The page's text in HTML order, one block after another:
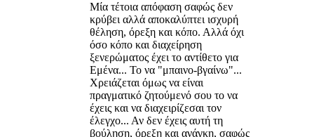
Μία τέτοια απόφαση σαφώς δεν
κρύβει αλλά αποκαλύπτει ισχυρή
θέληση, όρεξη και κόπο. Αλλά όχι
όσο κόπο και διαχείρηση
ξενερώματος έχει το αντίθετο για
Εμένα... Το να "μπαινο-βγαίνω"...
Χρειάζεται όμως να είναι
πραγματικό ζητούμενό σου το να
έχεις και να διαχειρίζεσαι τον
έλεγχο... Αν δεν έχεις αυτή τη
βούληση, όρεξη και ανάγκη, σαφώς